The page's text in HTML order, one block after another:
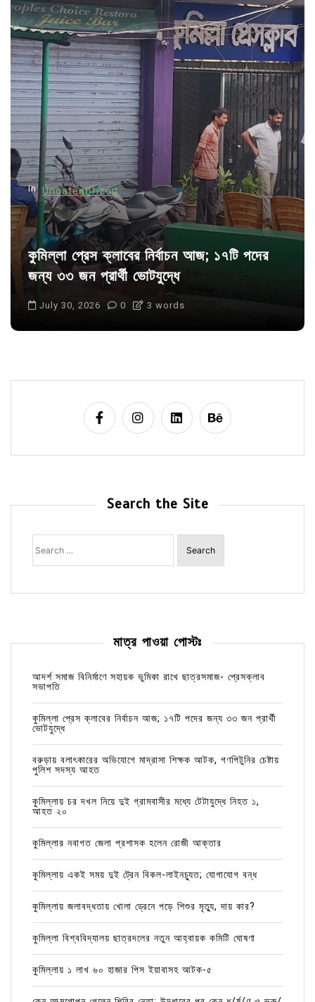
v
i
g
a
t
i
o
n
In Uncategorized
কুমিল্লা প্রেস ক্লাবের নির্বাচন আজ; ১৭টি পদের
জন্য ৩৩ জন প্রার্থী ভোটযুদ্ধে
July 30, 2026 0 3 words
Search the Site
Search
for:
মাত্র পাওয়া পোস্টঃ
আদর্শ সমাজ বিনির্মাণে সহায়ক ভুমিকা রাখে ছাত্রসমাজ- প্রেসক্লাব
সভাপতি
কুমিল্লা প্রেস ক্লাবের নির্বাচন আজ; ১৭টি পদের জন্য ৩৩ জন প্রার্থী
ভোটযুদ্ধে
বরুড়ায় বলাৎকারের অভিযোগে মাদ্রাসা শিক্ষক আটক, গণপিটুনির চেষ্টায়
পুলিশ সদস্য আহত
কুমিল্লায় চর দখল নিয়ে দুই গ্রামবাসীর মধ্যে টেটাযুদ্ধে নিহত ১,
আহত ২০
কুমিল্লার নবাগত জেলা প্রশাসক হলেন রোজী আক্তার
কুমিল্লায় একই সময় দুই ট্রেন বিকল-লাইনচ্যুত; যোগাযোগ বন্ধ
কুমিল্লায় জলাবদ্ধতায় খোলা ড্রেনে পড়ে শিশুর মৃত্যু, দায় কার?
কুমিল্লা বিশ্ববিদ্যালয় ছাত্রদলের নতুন আহ্বায়ক কমিটি ঘোষণা
কুমিল্লায় ১ লাখ ৬০ হাজার পিস ইয়াবাসহ আটক-৫